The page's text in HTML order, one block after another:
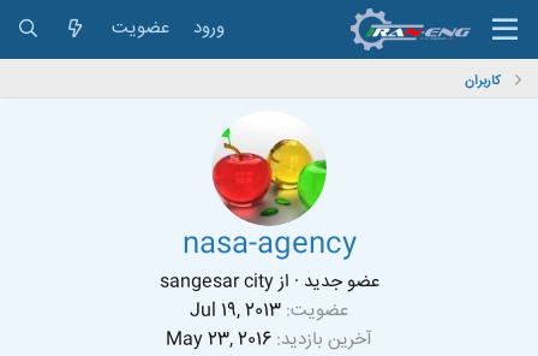
ورود عضویت
کاربران
nasa-agency
عضو جدید · ازsangesar city
عضویت Jul 19, 2013
آخرین بازدید May 23, 2016